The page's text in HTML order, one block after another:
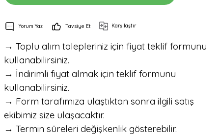
Yorum Yaz Tavsiye Et Karşılaştır
→ Toplu alım talepleriniz için fiyat teklif formunu
kullanabilirsiniz.
→ İndirimli fiyat almak için teklif formunu
kullanabilirsiniz.
→ Form tarafımıza ulaştıktan sonra ilgili satış
ekibimiz size ulaşacaktır.
→ Termin süreleri değişkenlik gösterebilir.